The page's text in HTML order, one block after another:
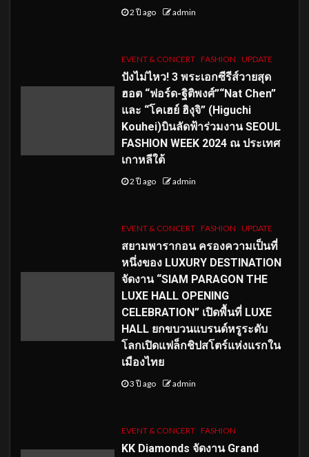
2 ปี ago admin
EVENT & CONCERT FASHION UPDATE
ปังไม่ไหว! 3 พระเอกซีรีส์วายสุด
ฮอต “ฟอร์ด-ฐิติพงศ์”“Nat Chen”
และ “โคเฮย์ ฮิงุจิ” (Higuchi
Kouhei)บินลัดฟ้าร่วมงาน SEOUL
FASHION WEEK 2024 ณ ประเทศ
เกาหลีใต้
2 ปี ago admin
EVENT & CONCERT FASHION UPDATE
สยามพารากอน ครองความเป็นที่
หนึ่งของ LUXURY DESTINATION
จัดงาน “SIAM PARAGON THE
LUXE HALL OPENING
CELEBRATION” เปิดพื้นที่ LUXE
HALL ยกขบวนแบรนด์หรูระดับ
โลกเปิดแฟล็กชิปสโตร์แห่งแรกใน
เมืองไทย
3 ปี ago admin
EVENT & CONCERT FASHION
KK Diamonds จัดงาน Grand